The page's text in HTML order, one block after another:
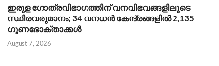
ഇരുള ഗോത്രവിഭാഗത്തിന് വനവിഭവങ്ങളിലൂടെ
സ്ഥിരവരുമാനം; 34 വനധൻ കേന്ദ്രങ്ങളിൽ 2,135
ഗുണഭോക്താക്കൾ
August 7, 2026